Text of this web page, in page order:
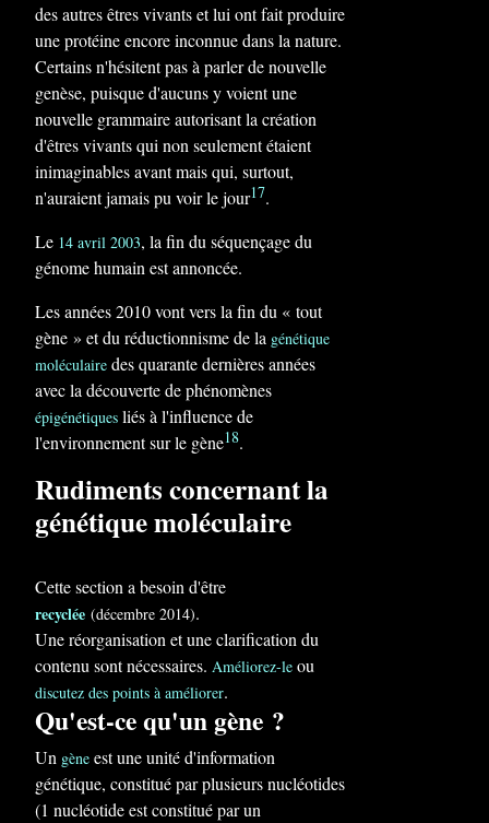
des autres êtres vivants et lui ont fait produire
une protéine encore inconnue dans la nature.
Certains n'hésitent pas à parler de nouvelle
genèse, puisque d'aucuns y voient une
nouvelle grammaire autorisant la création
d'êtres vivants qui non seulement étaient
inimaginables avant mais qui, surtout,
n'auraient jamais pu voir le jour17.
Le 14 avril 2003, la fin du séquençage du
génome humain est annoncée.
Les années 2010 vont vers la fin du « tout
gène » et du réductionnisme de la génétique
moléculaire des quarante dernières années
avec la découverte de phénomènes
épigénétiques liés à l'influence de
l'environnement sur le gène18.
Rudiments concernant la
génétique moléculaire
Cette section a besoin d'être
recyclée (décembre 2014).
Une réorganisation et une clarification du
contenu sont nécessaires. Améliorez-le ou
discutez des points à améliorer.
Qu'est-ce qu'un gène ?
Un gène est une unité d'information
génétique, constitué par plusieurs nucléotides
(1 nucléotide est constitué par un